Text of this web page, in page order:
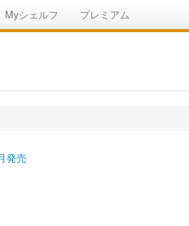
Myシェルフ プレミアム
発売